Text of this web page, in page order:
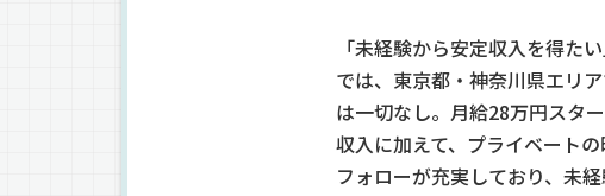
「未経験から安定収入を得た
では、東京都・神奈川県エリ
は一切なし。月給28万円スタ
収入に加えて、プライベート
フォローが充実しており、未